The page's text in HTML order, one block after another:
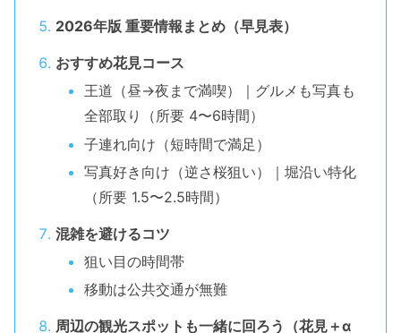
2026年版 重要情報まとめ（早見表）
おすすめ花見コース
王道（昼→夜まで満喫）｜グルメも写真も
全部取り（所要 4〜6時間）
子連れ向け（短時間で満足）
写真好き向け（逆さ桜狙い）｜堀沿い特化
（所要 1.5〜2.5時間）
混雑を避けるコツ
狙い目の時間帯
移動は公共交通が無難
周辺の観光スポットも一緒に回ろう（花見＋α